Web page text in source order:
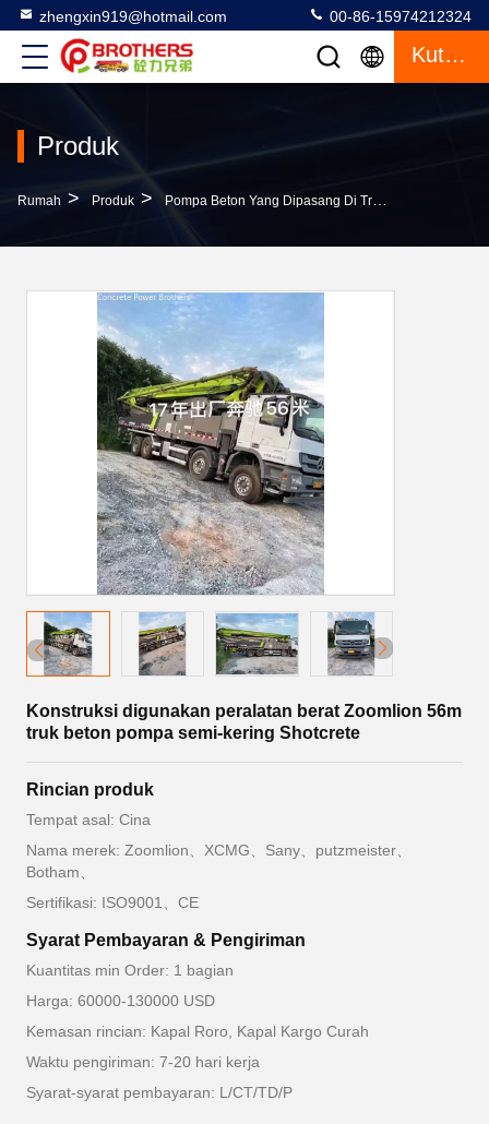
zhengxin919@hotmail.com 00-86-15974212324
Kutipan
Produk
Rumah > Produk > Pompa Beton Yang Dipasang Di Truk
Konstruksi digunakan peralatan berat Zoomlion 56m
truk beton pompa semi-kering Shotcrete
Rincian produk
Tempat asal: Cina
Nama merek: Zoomlion、XCMG、Sany、putzmeister、
Botham、
Sertifikasi: ISO9001、CE
Syarat Pembayaran & Pengiriman
Kuantitas min Order: 1 bagian
Harga: 60000-130000 USD
Kemasan rincian: Kapal Roro, Kapal Kargo Curah
Waktu pengiriman: 7-20 hari kerja
Syarat-syarat pembayaran: L/CT/TD/P